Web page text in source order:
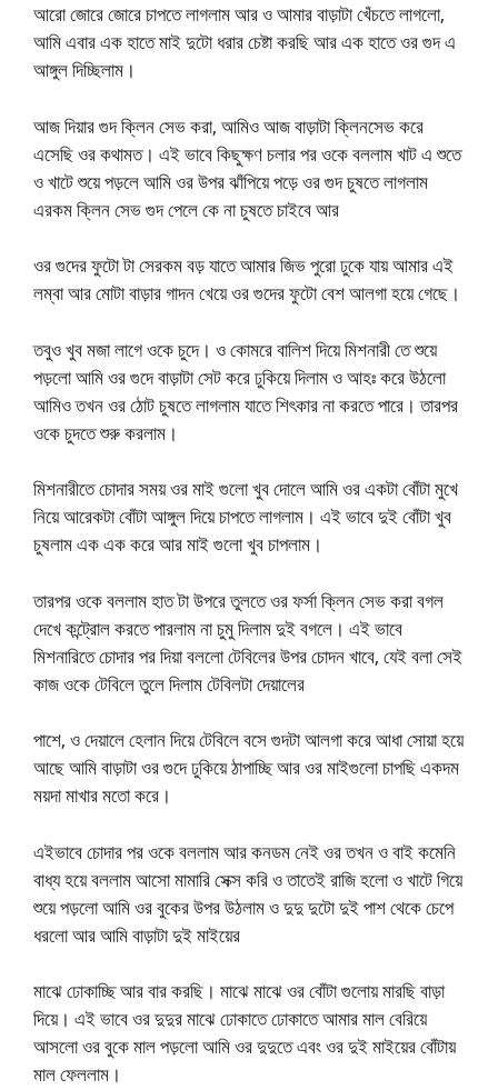
আরো জোরে জোরে চাপতে লাগলাম আর ও আমার বাড়াটা খেঁচতে লাগলো,
আমি এবার এক হাতে মাই দুটো ধরার চেষ্টা করছি আর এক হাতে ওর গুদ এ
আঙ্গুল দিচ্ছিলাম।
আজ দিয়ার গুদ ক্লিন সেভ করা, আমিও আজ বাড়াটা ক্লিনসেভ করে
এসেছি ওর কথামত। এই ভাবে কিছুক্ষণ চলার পর ওকে বললাম খাট এ শুতে
ও খাটে শুয়ে পড়লে আমি ওর উপর ঝাঁপিয়ে পড়ে ওর গুদ চুষতে লাগলাম
এরকম ক্লিন সেভ গুদ পেলে কে না চুষতে চাইবে আর
ওর গুদের ফুটো টা সেরকম বড় যাতে আমার জিভ পুরো ঢুকে যায় আমার এই
লম্বা আর মোটা বাড়ার গাদন খেয়ে ওর গুদের ফুটো বেশ আলগা হয়ে গেছে।
তবুও খুব মজা লাগে ওকে চুদে। ও কোমরে বালিশ দিয়ে মিশনারী তে শুয়ে
পড়লো আমি ওর গুদে বাড়াটা সেট করে ঢুকিয়ে দিলাম ও আহঃ করে উঠলো
আমিও তখন ওর ঠোট চুষতে লাগলাম যাতে শিৎকার না করতে পারে। তারপর
ওকে চুদতে শুরু করলাম।
মিশনারীতে চোদার সময় ওর মাই গুলো খুব দোলে আমি ওর একটা বোঁটা মুখে
নিয়ে আরেকটা বোঁটা আঙ্গুল দিয়ে চাপতে লাগলাম। এই ভাবে দুই বোঁটা খুব
চুষলাম এক এক করে আর মাই গুলো খুব চাপলাম।
তারপর ওকে বললাম হাত টা উপরে তুলতে ওর ফর্সা ক্লিন সেভ করা বগল
দেখে কন্ট্রোল করতে পারলাম না চুমু দিলাম দুই বগলে। এই ভাবে
মিশনারিতে চোদার পর দিয়া বললো টেবিলের উপর চোদন খাবে, যেই বলা সেই
কাজ ওকে টেবিলে তুলে দিলাম টেবিলটা দেয়ালের
পাশে, ও দেয়ালে হেলান দিয়ে টেবিলে বসে গুদটা আলগা করে আধা সোয়া হয়ে
আছে আমি বাড়াটা ওর গুদে ঢুকিয়ে ঠাপাচ্ছি আর ওর মাইগুলো চাপছি একদম
ময়দা মাখার মতো করে।
এইভাবে চোদার পর ওকে বললাম আর কনডম নেই ওর তখন ও বাই কমেনি
বাধ্য হয়ে বললাম আসো মামারি সেক্স করি ও তাতেই রাজি হলো ও খাটে গিয়ে
শুয়ে পড়লো আমি ওর বুকের উপর উঠলাম ও দুদু দুটো দুই পাশ থেকে চেপে
ধরলো আর আমি বাড়াটা দুই মাইয়ের
মাঝে ঢোকাচ্ছি আর বার করছি। মাঝে মাঝে ওর বোঁটা গুলোয় মারছি বাড়া
দিয়ে। এই ভাবে ওর দুদুর মাঝে ঢোকাতে ঢোকাতে আমার মাল বেরিয়ে
আসলো ওর বুকে মাল পড়লো আমি ওর দুদুতে এবং ওর দুই মাইয়ের বোঁটায়
মাল ফেললাম।